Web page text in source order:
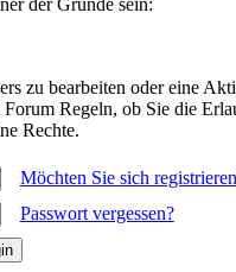
der Gründe sein:
zu bearbeiten oder eine
Regeln, ob Sie die
Rechte.
Möchten Sie sich
Passwort vergessen?